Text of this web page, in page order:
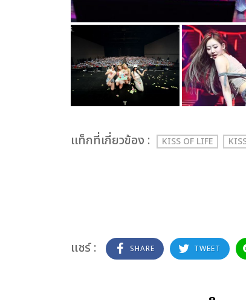
เเท็กที่เกี่ยวข้อง : KISS OF LIFE
แชร์ : SHARE TWEET